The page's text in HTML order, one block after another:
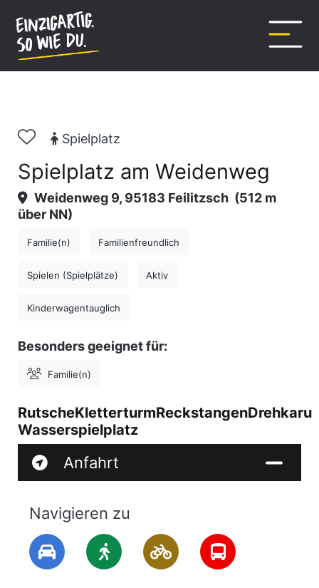
springen
Spielplatz
Spielplatz am Weidenweg
Weidenweg 9, 95183 Feilitzsch (512 m
über NN)
Familie(n) Familienfreundlich
Spielen (Spielplätze) Aktiv
Kinderwagentauglich
Besonders geeignet für:
Familie(n)
Wasserspielplatz
Anfahrt
Navigieren zu